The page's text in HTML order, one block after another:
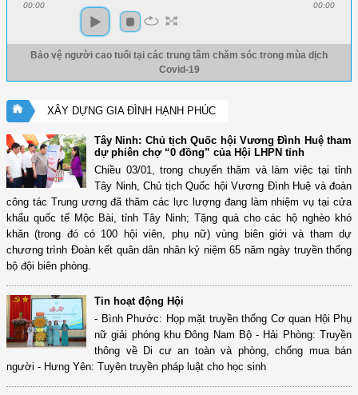
00:00 00:00
Bảo vệ người cao tuổi tại các trung tâm chăm sóc trong mùa dịch
Covid-19
XÂY DỰNG GIA ĐÌNH HẠNH PHÚC
Tây Ninh: Chủ tịch Quốc hội Vương Đình Huệ tham
dự phiên chợ “0 đồng” của Hội LHPN tỉnh
Chiều 03/01, trong chuyến thăm và làm việc tại tỉnh
Tây Ninh, Chủ tịch Quốc hội Vương Đình Huệ và đoàn
công tác Trung ương đã thăm các lực lượng đang làm nhiệm vụ tại cửa
khẩu quốc tế Mộc Bài, tỉnh Tây Ninh; Tặng quà cho các hộ nghèo khó
khăn (trong đó có 100 hội viên, phụ nữ) vùng biên giới và tham dự
chương trình Đoàn kết quân dân nhân kỷ niệm 65 năm ngày truyền thống
bộ đội biên phòng.
Tin hoạt động Hội
- Bình Phước: Họp mặt truyền thống Cơ quan Hội Phụ
nữ giải phóng khu Đông Nam Bộ - Hải Phòng: Truyền
thông về Di cư an toàn và phòng, chống mua bán
người - Hưng Yên: Tuyên truyền pháp luật cho học sinh